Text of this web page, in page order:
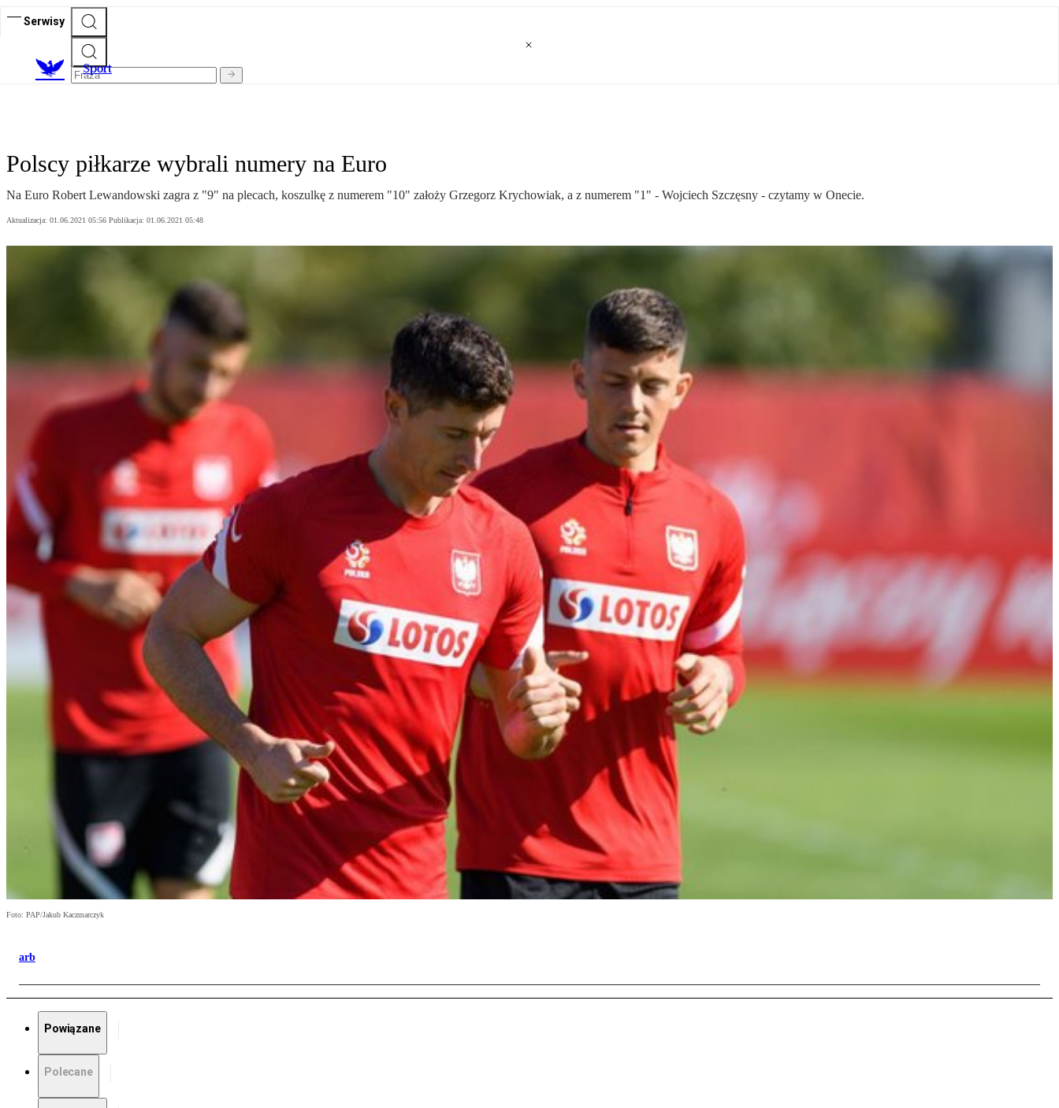
Serwisy
Sport
Polscy piłkarze wybrali numery na Euro
Na Euro Robert Lewandowski zagra z "9" na plecach, koszulkę z numerem "10" założy Grzegorz Krychowiak, a z numerem "1" - Wojciech Szczęsny - czytamy w Onecie.
Aktualizacja: 01.06.2021 05:56 Publikacja: 01.06.2021 05:48
Foto: PAP/Jakub Kaczmarczyk
arb
Powiązane
Polecane